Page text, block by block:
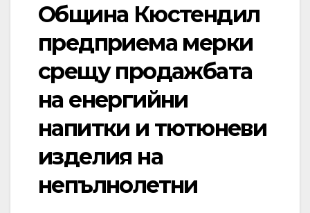
Община Кюстендил
предприема мерки
срещу продажбата
на енергийни
напитки и тютюневи
изделия на
непълнолетни